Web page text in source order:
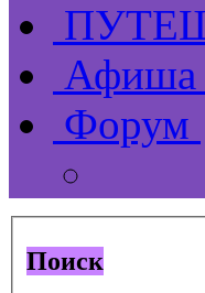
Афиша
Форум
Поиск